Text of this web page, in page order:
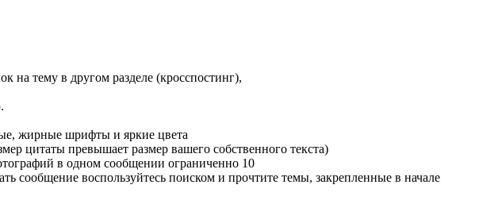
на тему в другом разделе (кросспостинг),
жирные шрифты и яркие цвета
цитаты превышает размер вашего собственного текста)
в одном сообщении ограниченно 10
воспользуйтесь поиском и прочтите темы, закрепленные в начале